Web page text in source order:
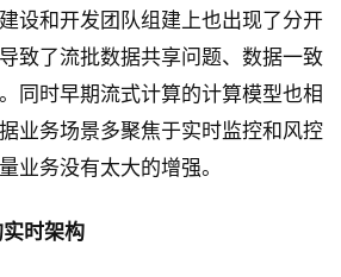
设和开发团队组建上也出现了分开
致了流批数据共享问题、数据一致
同时早期流式计算的计算模型也相
业务场景多聚焦于实时监控和风控
业务没有太大的增强。
实时架构